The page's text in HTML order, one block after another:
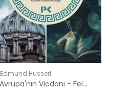
Edmund Husserl
Avrupa'nın Vicdanı - Felsefe ve Kriz